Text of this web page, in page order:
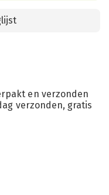
en verzonden
verzonden, gratis